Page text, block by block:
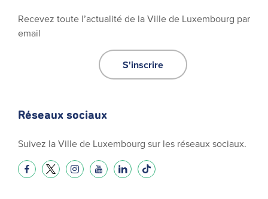
Recevez toute l’actualité de la Ville de Luxembourg par
email
S'inscrire
Réseaux sociaux
Suivez la Ville de Luxembourg sur les réseaux sociaux.